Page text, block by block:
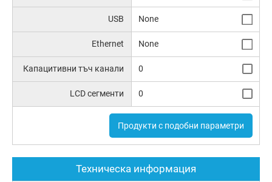
USB None
Ethernet None
Капацитивни тъч канали 0
LCD сегменти 0
Продукти с подобни параметри
Техническа информация